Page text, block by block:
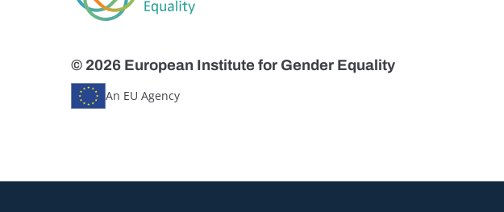
© 2026 European Institute for Gender Equality
An EU Agency